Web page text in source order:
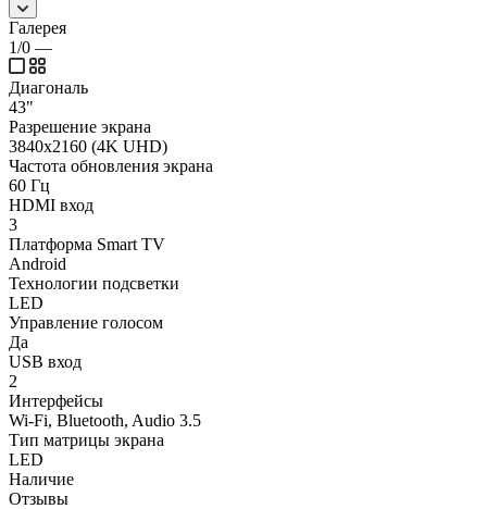
Галерея
1/0 —
Диагональ
43"
Разрешение экрана
3840x2160 (4K UHD)
Частота обновления экрана
60 Гц
HDMI вход
3
Платформа Smart TV
Android
Технологии подсветки
LED
Управление голосом
Да
USB вход
2
Интерфейсы
Wi-Fi, Bluetooth, Audio 3.5
Тип матрицы экрана
LED
Наличие
Отзывы